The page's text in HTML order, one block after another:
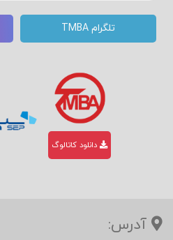
تلگرام TMBA
دانلود کاتالوگ
آدرس: